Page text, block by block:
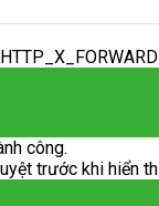
công.
trước khi hiển